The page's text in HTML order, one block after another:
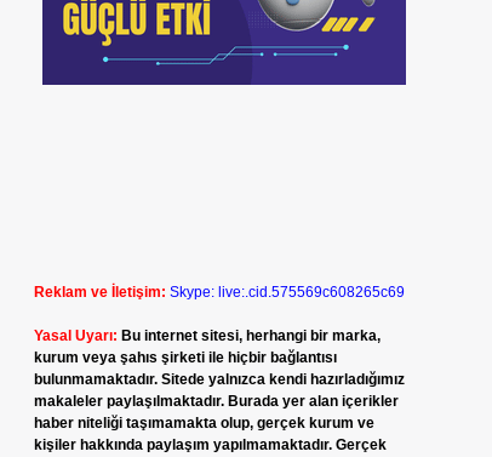
Reklam ve İletişim: Skype: live:.cid.575569c608265c69
Yasal Uyarı: Bu internet sitesi, herhangi bir marka,
kurum veya şahıs şirketi ile hiçbir bağlantısı
bulunmamaktadır. Sitede yalnızca kendi hazırladığımız
makaleler paylaşılmaktadır. Burada yer alan içerikler
haber niteliği taşımamakta olup, gerçek kurum ve
kişiler hakkında paylaşım yapılmamaktadır. Gerçek